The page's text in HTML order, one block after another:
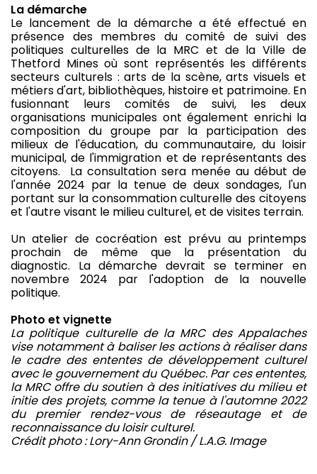
La démarche
Le lancement de la démarche a été effectué en
présence des membres du comité de suivi des
politiques culturelles de la MRC et de la Ville de
Thetford Mines où sont représentés les différents
secteurs culturels : arts de la scène, arts visuels et
métiers d'art, bibliothèques, histoire et patrimoine. En
fusionnant leurs comités de suivi, les deux
organisations municipales ont également enrichi la
composition du groupe par la participation des
milieux de l'éducation, du communautaire, du loisir
municipal, de l'immigration et de représentants des
citoyens. La consultation sera menée au début de
l'année 2024 par la tenue de deux sondages, l'un
portant sur la consommation culturelle des citoyens
et l'autre visant le milieu culturel, et de visites terrain.
Un atelier de cocréation est prévu au printemps
prochain de même que la présentation du
diagnostic. La démarche devrait se terminer en
novembre 2024 par l'adoption de la nouvelle
politique.
Photo et vignette
La politique culturelle de la MRC des Appalaches
vise notamment à baliser les actions à réaliser dans
le cadre des ententes de développement culturel
avec le gouvernement du Québec. Par ces ententes,
la MRC offre du soutien à des initiatives du milieu et
initie des projets, comme la tenue à l'automne 2022
du premier rendez-vous de réseautage et de
reconnaissance du loisir culturel.
Crédit photo : Lory-Ann Grondin / L.A.G. Image